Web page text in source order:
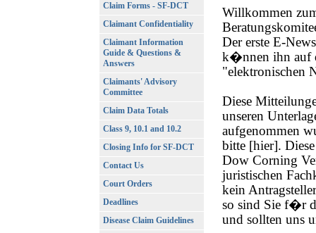
Claim Forms - SF-DCT
Claimant Confidentiality
Claimant Information
Guide & Questions &
Answers
Claimants' Advisory
Committee
Claim Data Totals
Class 9, 10.1 and 10.2
Closing Info for SF-DCT
Contact Us
Court Orders
Deadlines
Disease Claim Guidelines
Willkommen
Der erste E-
k�nnen ihn auf
"elektronischen
Diese
unseren
aufgenommen
bitte [hier].
Dow Corning
juristischen
kein
so sind Sie f�r
und sollten uns